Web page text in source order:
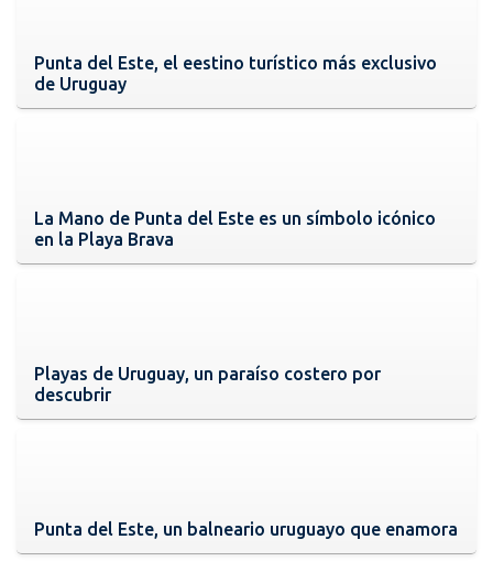
Punta del Este, el eestino turístico más exclusivo
de Uruguay
La Mano de Punta del Este es un símbolo icónico
en la Playa Brava
Playas de Uruguay, un paraíso costero por
descubrir
Punta del Este, un balneario uruguayo que enamora